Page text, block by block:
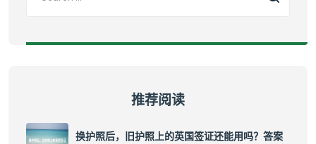
推荐阅读
换护照后，旧护照上的英国签证还能用吗？答案